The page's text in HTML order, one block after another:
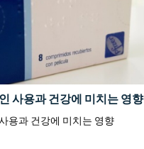
사용과 건강에 미치는 영향
용과 건강에 미치는 영향